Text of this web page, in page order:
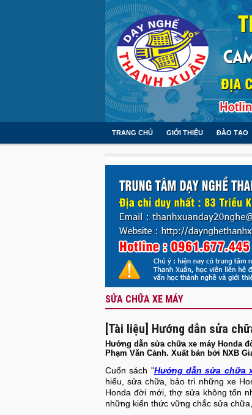
TRANG CHỦ GIỚI THIỆU ĐÀO TẠO
SỬA CHỮA XE MÁY
[Tài liệu] Hướng dẫn sửa
Hướng dẫn sửa chữa xe máy Honda
Phạm Văn Cảnh. Xuất bản bởi NXB
Cuốn sách "Hướng dẫn sửa chữa
hiểu, sửa chữa, bảo trì những xe
Honda đời mới, thợ sửa không tốn
những kiến thức vững chắc sửa